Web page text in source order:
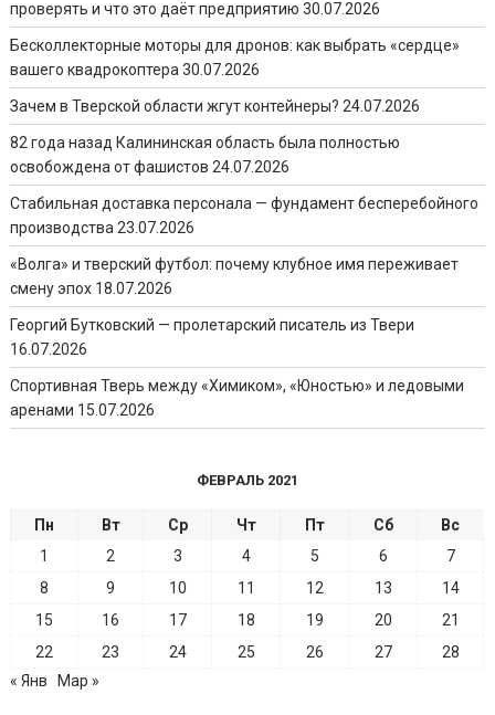
проверять и что это даёт предприятию 30.07.2026
Бесколлекторные моторы для дронов: как выбрать «сердце»
вашего квадрокоптера 30.07.2026
Зачем в Тверской области жгут контейнеры? 24.07.2026
82 года назад Калининская область была полностью
освобождена от фашистов 24.07.2026
Стабильная доставка персонала — фундамент бесперебойного
производства 23.07.2026
«Волга» и тверский футбол: почему клубное имя переживает
смену эпох 18.07.2026
Георгий Бутковский — пролетарский писатель из Твери
16.07.2026
Спортивная Тверь между «Химиком», «Юностью» и ледовыми
аренами 15.07.2026
ФЕВРАЛЬ 2021
Пн Вт Ср Чт Пт Сб
Вс
1
2 3 4 5 6
7
8
9 10 11 12 13
14
15
16 17 18 19 20
21
22
23 24 25 26 27
28
« Янв
Мар »